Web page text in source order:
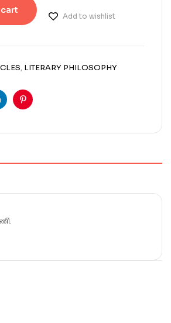
Add to wishlist
, LITERARY PHILOSOPHY
Pinterest